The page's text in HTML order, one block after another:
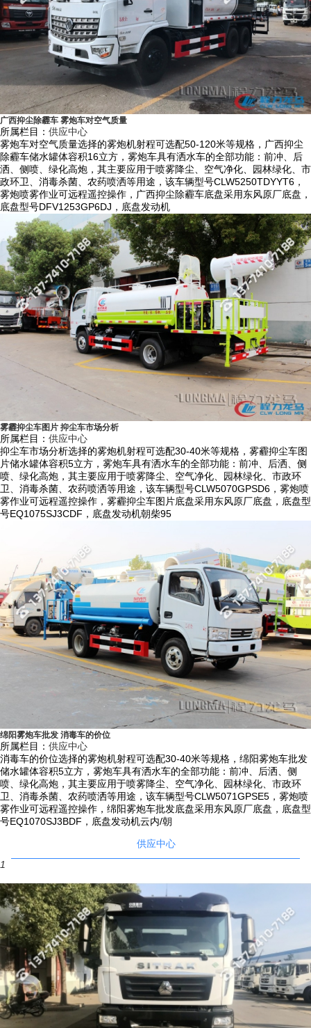
二、抑尘车适用范围：
1）城市街道雾霾治理、公共场所消毒杀菌、园林绿化等市政环卫工程。
2）冶金、矿业、化工、建筑工地、房屋拆迁改造现场、场地平整现场等
领域在生产施工、转运过程中的产生扬尘，对其进行喷雾降尘。
3）露天储煤、焦、沙、石等工矿企业等散料处理堆场进行喷雾抑尘。
4）前冲洗、后洒水以及后作业水炮适用于城市道路环保降尘、道路清
洗、广告牌清洗环保作业，左右绿化浇灌装置可用于公路绿化带的浇灌作
业。
5）设计成铁路专用抑尘车时可对煤炭装运点喷洒抑尘固化剂，可对每节
火车上的煤炭进行固化，形成保护膜，减少扬尘污染，可实现每节车厢之
间感应间隔停喷。
三、程力龙马抑尘车特点：
1）底盘采用国内知名品牌如东风、重汽、解放、福田等系列，驾驶室内
带冷暖空调，驾驶舒适度高，底盘配置高、质量稳定可靠，售后服务体系
健全。
2）根据车型公告而采用方形瓦楞罐体或方圆形罐体，国标优质碳钢材
质，罐体外形设计协调，内设防波板，罐体采用有限元分析方法优化设
计，充分利用车载空间，水罐容积大，并通过了严格的可靠性试验，罐体
内部做防腐防锈处理，更加经久耐用。
3）产品具有自主专利技术，规格齐全从30-120米的射程均常备现货，本
厂雾炮机结构紧凑，射程远，雾粒细小，覆盖面积大，可手动或遥控操
纵，可随意控制调节水平旋转及喷雾角度，远程遥控操作距离可达100米
以上。
4）整车运行稳定，始终处于佳运行状态，使用寿命更长，维护保养成本
低；匹配的雾炮机功力强、射程远、穿透力强、雾粒附着力强、覆盖范围
5）使用抑尘车耗水量相比其它抑尘喷洒设备可节约70%～80%(喷枪、洒
水机车)，且水雾覆盖粉尘面积远远大于其它抑尘喷洒设备。
6）本公司抑尘车工作效率高、喷雾速度快，对容易引起尘埃的环境喷水
除尘时，喷出的雾粒细小、与飘起的尘埃接触时，形成一种潮湿雾状体，
能快速将尘埃抑制降沉，雾量沉降率可达95%。
7）具有二次雾化技术，采用了一种特定的起涡轮风助装置改变风向使之
与雾粒的流动方向形成一个夹角，促进水雾化充分，当雾滴从喷嘴中喷出
后在喷雾区域被高速高压气流进一步破碎，并使雾滴的速度逐渐增加，提
高了雾化程度，雾化一般可达到约50-150um直径大小的雾滴。
8）除了小功率机组，其它大功率发电机组均安装在车辆驾驶室与罐体之
间，保障整车满载后轴荷分布合理；车辆后部加装操作平台，平台加大加
宽，底部碳钢板加密，平台上安装高压水炮，高压炮竖管采用U型螺栓固
定，防止喷水时产生冲力，罐体后部加装上下扶梯，罐体顶部围板形式，
保证人员在罐顶作业时的安全。
9）发电机组静音罩侧面散热窗用钢网或百页窗形式，内贴有吸音棉，可
有效的保护发电机组，防水、防灰、减噪音。罐体与罐座加装衬板，所有
焊缝均匀，外部焊缝均为满焊，采用断焊的保证断焊长度和间距一致。
10）所装取力器传动速比保证水泵在额定工作转速时发动机处于经济转
速范围；侧后防护应符合国家标准GB11567.1和GB11567.2；按照国家
标准要求加装侧标志灯和后示廓灯。
11）雾炮电控系统由专业电力工程师优化设计，使用安全系数更高，**不
会漏电、短路，且喷雾机设有一键紧急停止按钮，操作安全可靠。配套动
力灵活，既可用三相380V的市电，也可由配套柴油发电机组供电。
12）经过15年的制造经验，不断对产品进行优化设计，具有结构设计合
理、操作简单、维护方便、使用经济、寿命长等特点。
广西抑尘除霾车 雾炮车对空气质量
所属栏目： 供应中心
雾炮车对空气质量选择的雾炮机射程可选配50-120米等规格，广西抑尘
除霾车储水罐体容积16立方，雾炮车具有洒水车的全部功能：前冲、后
洒、侧喷、绿化高炮，其主要应用于喷雾降尘、空气净化、园林绿化、市
政环卫、消毒杀菌、农药喷洒等用途，该车辆型号CLW5250TDYYT6，
雾炮喷雾作业可远程遥控操作，广西抑尘除霾车底盘采用东风原厂底盘，
底盘型号DFV1253GP6DJ，底盘发动机
雾霾抑尘车图片 抑尘车市场分析
所属栏目： 供应中心
抑尘车市场分析选择的雾炮机射程可选配30-40米等规格，雾霾抑尘车图
片储水罐体容积5立方，雾炮车具有洒水车的全部功能：前冲、后洒、侧
喷、绿化高炮，其主要应用于喷雾降尘、空气净化、园林绿化、市政环
卫、消毒杀菌、农药喷洒等用途，该车辆型号CLW5070GPSD6，雾炮喷
雾作业可远程遥控操作，雾霾抑尘车图片底盘采用东风原厂底盘，底盘型
号EQ1075SJ3CDF，底盘发动机朝柴95
绵阳雾炮车批发 消毒车的价位
所属栏目： 供应中心
消毒车的价位选择的雾炮机射程可选配30-40米等规格，绵阳雾炮车批发
储水罐体容积5立方，雾炮车具有洒水车的全部功能：前冲、后洒、侧
喷、绿化高炮，其主要应用于喷雾降尘、空气净化、园林绿化、市政环
卫、消毒杀菌、农药喷洒等用途，该车辆型号CLW5071GPSE5，雾炮喷
雾作业可远程遥控操作，绵阳雾炮车批发底盘采用东风原厂底盘，底盘型
号EQ1070SJ3BDF，底盘发动机云内/朝
供应中心
1